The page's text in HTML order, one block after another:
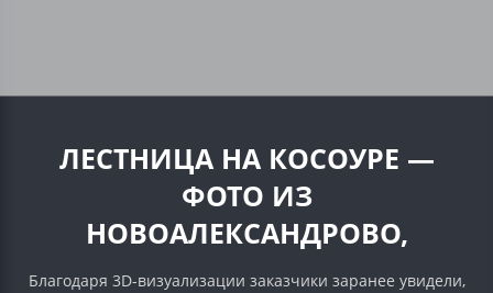
ЛЕСТНИЦА НА КОСОУРЕ —
ФОТО ИЗ
НОВОАЛЕКСАНДРОВО,
Благодаря 3D-визуализации заказчики заранее увидели,